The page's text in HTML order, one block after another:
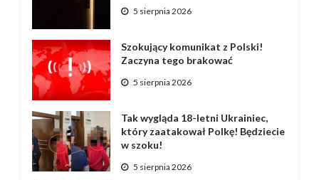
5 sierpnia 2026
Szokujący komunikat z Polski!
Zaczyna tego brakować
5 sierpnia 2026
Tak wygląda 18-letni Ukrainiec,
który zaatakował Polkę! Będziecie
w szoku!
5 sierpnia 2026